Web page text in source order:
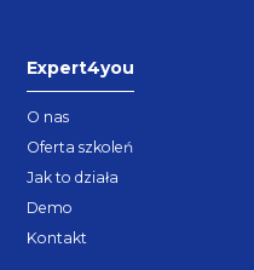
Expert4you
O nas
Oferta szkoleń
Jak to działa
Demo
Kontakt